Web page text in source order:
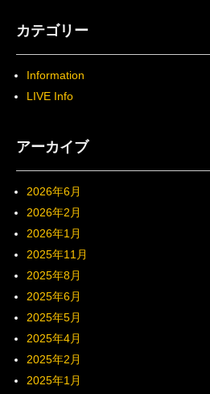
カテゴリー
Information
LIVE Info
アーカイブ
2026年6月
2026年2月
2026年1月
2025年11月
2025年8月
2025年6月
2025年5月
2025年4月
2025年2月
2025年1月